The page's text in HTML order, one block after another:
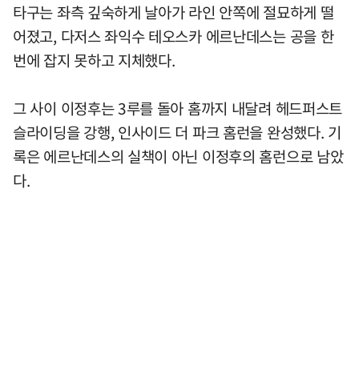
타구는 좌측 깊숙하게 날아가 라인 안쪽에 절묘하게 떨
어졌고, 다저스 좌익수 테오스카 에르난데스는 공을 한
번에 잡지 못하고 지체했다.
그 사이 이정후는 3루를 돌아 홈까지 내달려 헤드퍼스트
슬라이딩을 강행, 인사이드 더 파크 홈런을 완성했다. 기
록은 에르난데스의 실책이 아닌 이정후의 홈런으로 남았
다.